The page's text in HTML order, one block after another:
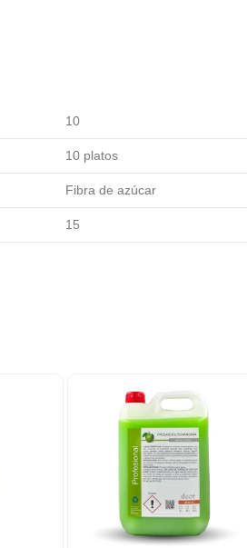
10
10 platos
Fibra de azúcar
15